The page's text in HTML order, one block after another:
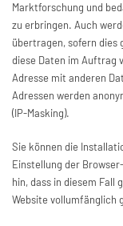
Marktforschung und
zu erbringen. Auch
übertragen, sofern dies
diese Daten im Auftrag
Adresse mit anderen
Adressen werden
(IP-Masking).
Sie können die
Einstellung der
hin, dass in diesem
Website vollumfänglich